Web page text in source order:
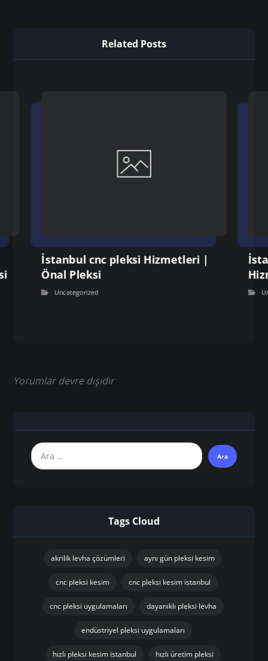
Related Posts
İstanbul cnc pleksi Hizmetleri |
Önal Pleksi
Uncategorized
Yorumlar devre dışıdır
Tags Cloud
akrilik levha çözümleri aynı gün pleksi kesim
cnc pleksi kesim cnc pleksi kesim istanbul
cnc pleksi uygulamaları dayanıklı pleksi levha
endüstriyel pleksi uygulamaları
hızlı pleksi kesim istanbul hızlı üretim pleksi